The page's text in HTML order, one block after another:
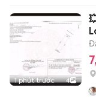
1 phút trước 4